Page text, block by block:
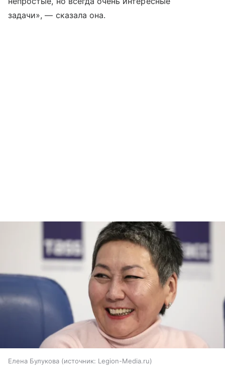
задачи», — сказала она.
Елена Булукова источник: Legion-Media.ru